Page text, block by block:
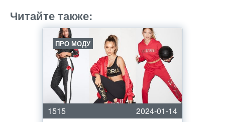
Читайте также:
ПРО МОДУ
1515
2024-01-14